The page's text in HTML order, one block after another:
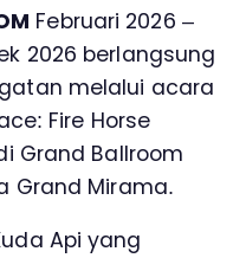
Februari 2026 –
2026 berlangsung
melalui acara
Fire Horse
Grand Ballroom
Grand Mirama.
Api yang